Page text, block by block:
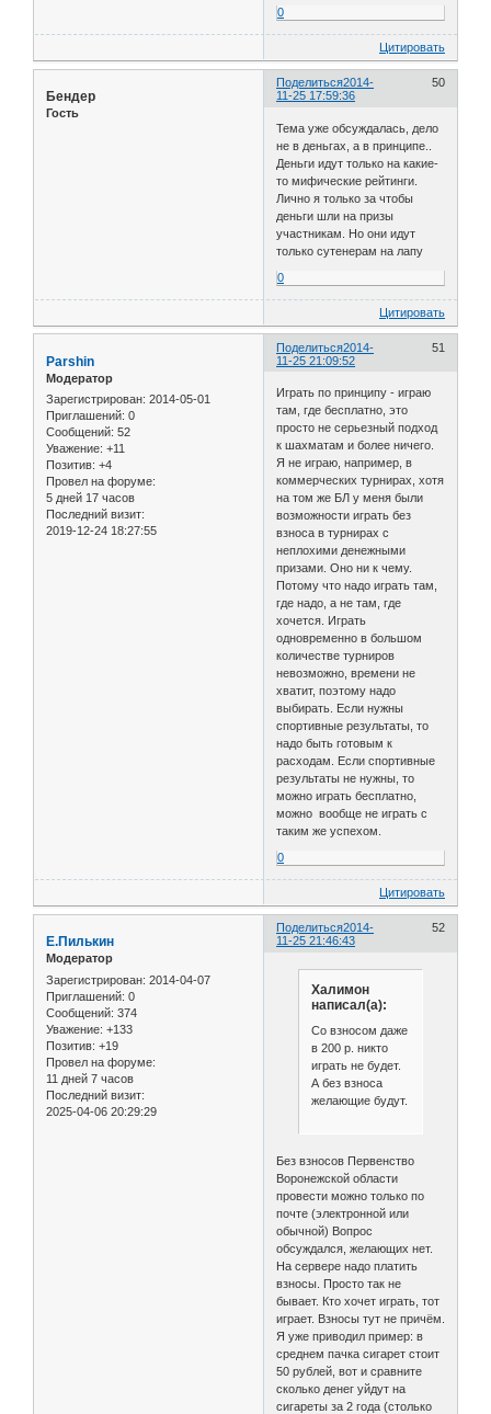
0
Цитировать
Поделиться 50
2014-
11-25 17:59:36
Бендер
Гость
Тема уже обсуждалась, дело
не в деньгах, а в принципе..
Деньги идут только на какие-
то мифические рейтинги.
Лично я только за чтобы
деньги шли на призы
участникам. Но они идут
только сутенерам на лапу
0
Цитировать
Поделиться 51
2014-
11-25 21:09:52
Parshin
Модератор
Зарегистрирован: 2014-05-01
Приглашений: 0
Сообщений: 52
Уважение: +11
Позитив: +4
Провел на форуме:
5 дней 17 часов
Последний визит:
2019-12-24 18:27:55
Играть по принципу - играю
там, где бесплатно, это
просто не серьезный подход
к шахматам и более ничего.
Я не играю, например, в
коммерческих турнирах, хотя
на том же БЛ у меня были
возможности играть без
взноса в турнирах с
неплохими денежными
призами. Оно ни к чему.
Потому что надо играть там,
где надо, а не там, где
хочется. Играть
одновременно в большом
количестве турниров
невозможно, времени не
хватит, поэтому надо
выбирать. Если нужны
спортивные результаты, то
надо быть готовым к
расходам. Если спортивные
результаты не нужны, то
можно играть бесплатно,
можно вообще не играть с
таким же успехом.
0
Цитировать
Поделиться 52
2014-
11-25 21:46:43
Е.Пилькин
Модератор
Зарегистрирован: 2014-04-07
Приглашений: 0
Сообщений: 374
Уважение: +133
Позитив: +19
Провел на форуме:
11 дней 7 часов
Последний визит:
2025-04-06 20:29:29
Халимон
написал(а):
Со взносом даже
в 200 р. никто
играть не будет.
А без взноса
желающие будут.
Без взносов Первенство
Воронежской области
провести можно только по
почте (электронной или
обычной) Вопрос
обсуждался, желающих нет.
На сервере надо платить
взносы. Просто так не
бывает. Кто хочет играть, тот
играет. Взносы тут не причём.
Я уже приводил пример: в
среднем пачка сигарет стоит
50 рублей, вот и сравните
сколько денег уйдут на
сигареты за 2 года (столько